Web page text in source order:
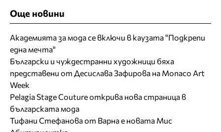
Още новини
Академията за мода се включи в каузата "Подкрепи
една мечта"
Български и чуждестранни художници бяха
представени от Десислава Зафирова на Monaco Art
Week
Pelagia Stage Couture открива нова страница в
българската мода
Тифани Стефанова от Варна е новата Мис